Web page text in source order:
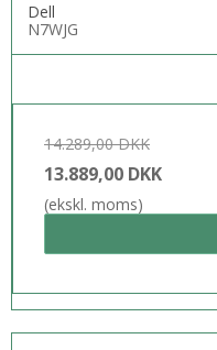
Dell
N7WJG
14.289,00 DKK
13.889,00 DKK
(ekskl. moms)